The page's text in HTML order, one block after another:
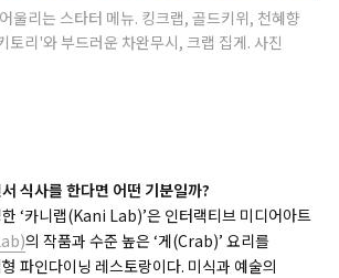
리는 스타터 메뉴. 킹크랩, 골드키위, 천혜향
토리'와 부드러운 차완무시, 크랩 집게. 사진
식사를 한다면 어떤 기분일까?
‘카니랩(Kani Lab)’은 인터랙티브 미디어아트
의 작품과 수준 높은 ‘게(Crab)’ 요리를
파인다이닝 레스토랑이다. 미식과 예술의